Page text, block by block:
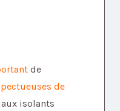
de
de
isolants